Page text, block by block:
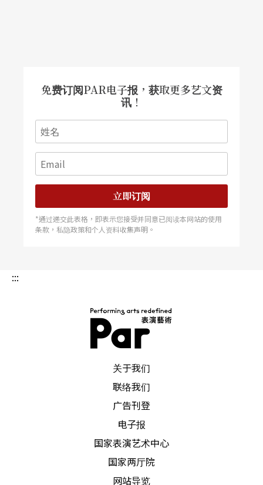
免费订阅PAR电子报，获取更多艺文资
讯！
立即订阅
*通过递交此表格，即表示您接受并同意已阅读本网站的使用
条款，私隐政策和个人资料收集声明。
:::
关于我们
联络我们
广告刊登
电子报
国家表演艺术中心
国家两厅院
网站导览